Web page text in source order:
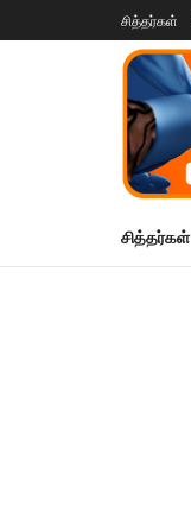
சித்தர்கள்
சித்தர்கள்